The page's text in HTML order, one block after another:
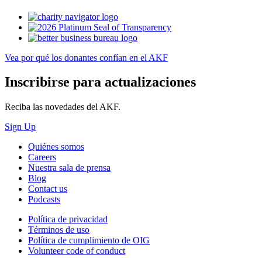
Vea por qué los donantes confían en el AKF
Inscribirse para actualizaciones
Reciba las novedades del AKF.
Sign Up
Quiénes somos
Careers
Nuestra sala de prensa
Blog
Contact us
Podcasts
Política de privacidad
Términos de uso
Política de cumplimiento de OIG
Volunteer code of conduct